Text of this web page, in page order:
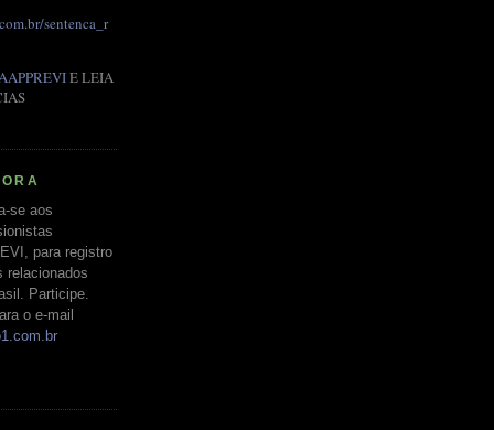
sentenca_r
AAPPREVIE LEIA
se aos
para registro
relacionados
Participe.
o e-mail